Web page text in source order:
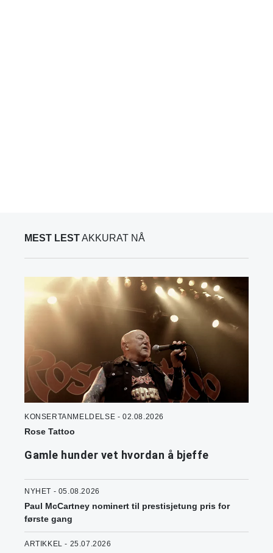
MEST LESTAKKURAT NÅ
KONSERTANMELDELSE - 02.08.2026
Rose Tattoo
Gamle hunder vet hvordan å bjeffe
NYHET - 05.08.2026
Paul McCartney nominert til prestisjetung pris for
første gang
ARTIKKEL - 25.07.2026